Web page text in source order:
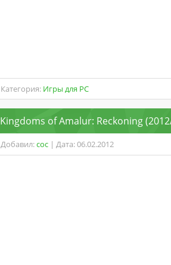
Категория: Игры для PC
Kingdoms of Amalur: Reckoning
Добавил:coc | Дата: 06.02.2012